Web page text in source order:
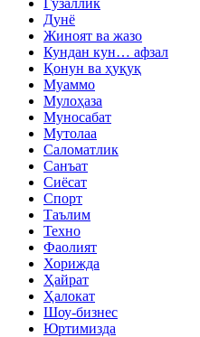
Гўзаллик
Дунё
Жиноят ва жазо
Кундан кун… афзал
Қонун ва ҳуқуқ
Муаммо
Мулоҳаза
Муносабат
Мутолаа
Саломатлик
Санъат
Сиёсат
Спорт
Таълим
Техно
Фаолият
Хорижда
Ҳайрат
Ҳалокат
Шоу-бизнес
Юртимизда